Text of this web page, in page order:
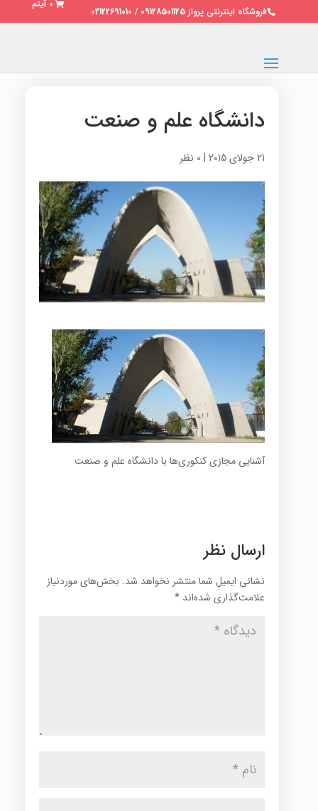
فروشگاه اینترنتی پرواز 09128501125 / 02122691010
0 آیتم
دانشگاه علم و صنعت
21 جولای 2015 | 0 نظر
آشنایی مجازی کنکوری‌ها با دانشگاه علم و صنعت
ارسال نظر
نشانی ایمیل شما منتشر نخواهد شد. بخش‌های موردنیاز
علامت‌گذاری شده‌اند *